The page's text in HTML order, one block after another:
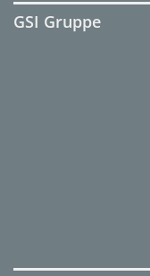
GSI Gruppe